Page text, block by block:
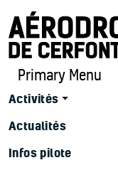
Primary Menu
Activités
Actualités
Infos pilote